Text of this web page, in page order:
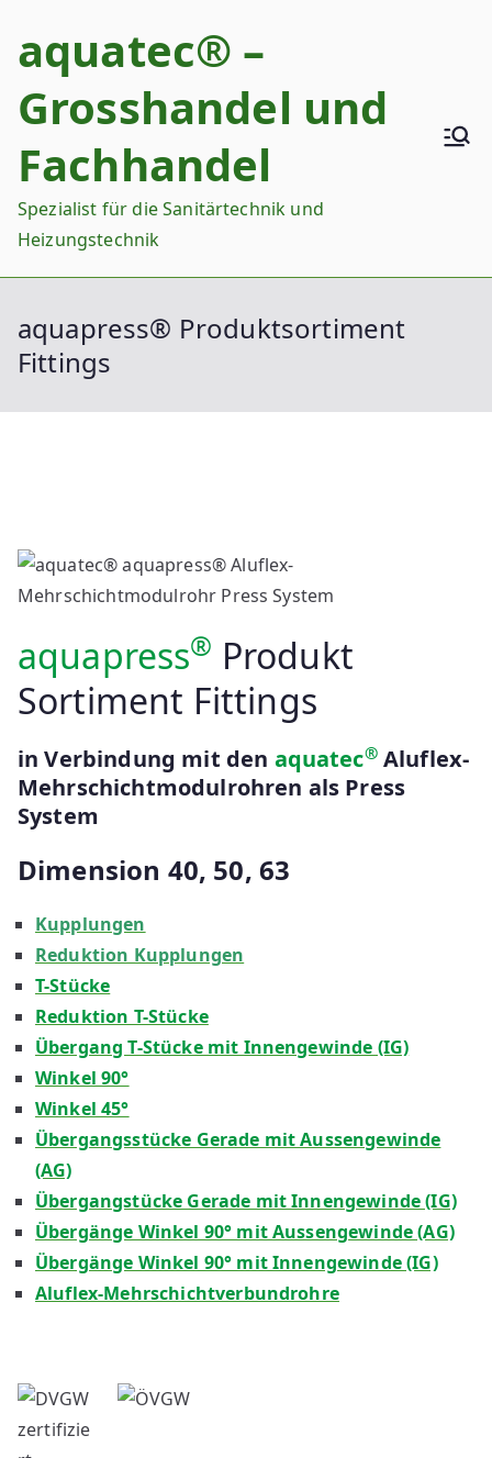
Inhalt
springen
aquatec® –
Grosshandel und
Fachhandel
Spezialist für die Sanitärtechnik und
Heizungstechnik
aquapress® Produktsortiment
Fittings
aquapress® Produkt
Sortiment Fittings
in Verbindung mit den aquatec®Aluflex-
Mehrschichtmodulrohren als Press
System
Dimension 40, 50, 63
Kupplungen
Reduktion Kupplungen
T-Stücke
Reduktion T-Stücke
Übergang T-Stücke mit Innengewinde (IG)
Winkel 90°
Winkel 45°
Übergangsstücke Gerade mit Aussengewinde
(AG)
Übergangstücke Gerade mit Innengewinde (IG)
Übergänge Winkel 90° mit Aussengewinde (AG)
Übergänge Winkel 90° mit Innengewinde (IG)
Aluflex-Mehrschichtverbundrohre